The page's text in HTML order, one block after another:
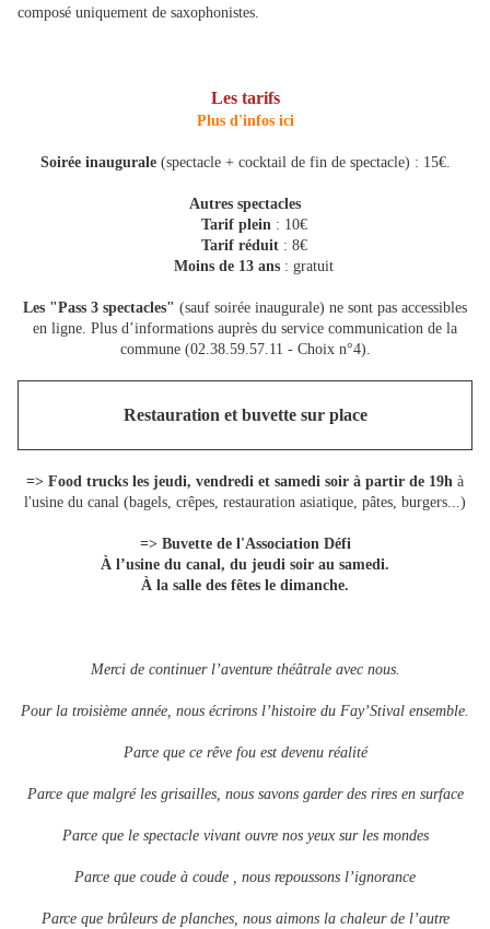
composé uniquement de saxophonistes.
Les tarifs
Plus d'infos ici
Soirée inaugurale(spectacle + cocktail de fin de spectacle) : 15€.
Autres spectacles
Tarif plein: 10€
Tarif réduit: 8€
Moins de 13 ans : gratuit
Les "Pass 3 spectacles" (sauf soirée inaugurale) ne sont pas accessibles
en ligne. Plus d’informations auprès du service communication de la
commune (02.38.59.57.11 - Choix n°4).
Restauration et buvette sur place
=> Food trucks les jeudi, vendredi et samedi soir à partir de 19h à
l'usine du canal (bagels, crêpes, restauration asiatique, pâtes, burgers...)
=> Buvette de l'Association Défi
À l’usine du canal, du jeudi soir au samedi.
À la salle des fêtes le dimanche.
Merci de continuer l’aventure théâtrale avec nous.
Pour la troisième année, nous écrirons l’histoire du Fay’Stival ensemble.
Parce que ce rêve fou est devenu réalité
Parce que malgré les grisailles, nous savons garder des rires en surface
Parce que le spectacle vivant ouvre nos yeux sur les mondes
Parce que coude à coude , nous repoussons l’ignorance
Parce que brûleurs de planches, nous aimons la chaleur de l’autre